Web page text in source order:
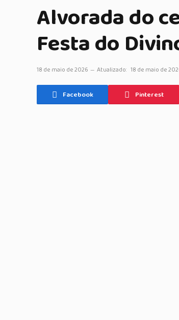
Alvorada do
Festa do
18 de maio de 2026 Atualizado: 18 de maio de
Facebook Pinterest